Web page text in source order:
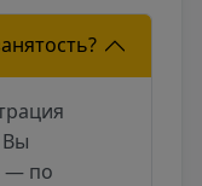
Вы
— по